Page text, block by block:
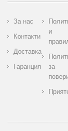
За нас
Контакти
Доставка
Гаранция
и
за